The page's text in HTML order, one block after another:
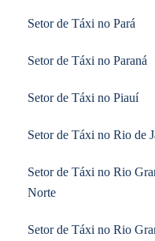
Setor de Táxi no Pará
Setor de Táxi no Paraná
Setor de Táxi no Piauí
Setor de Táxi no Rio de
Setor de Táxi no Rio
Norte
Setor de Táxi no Rio